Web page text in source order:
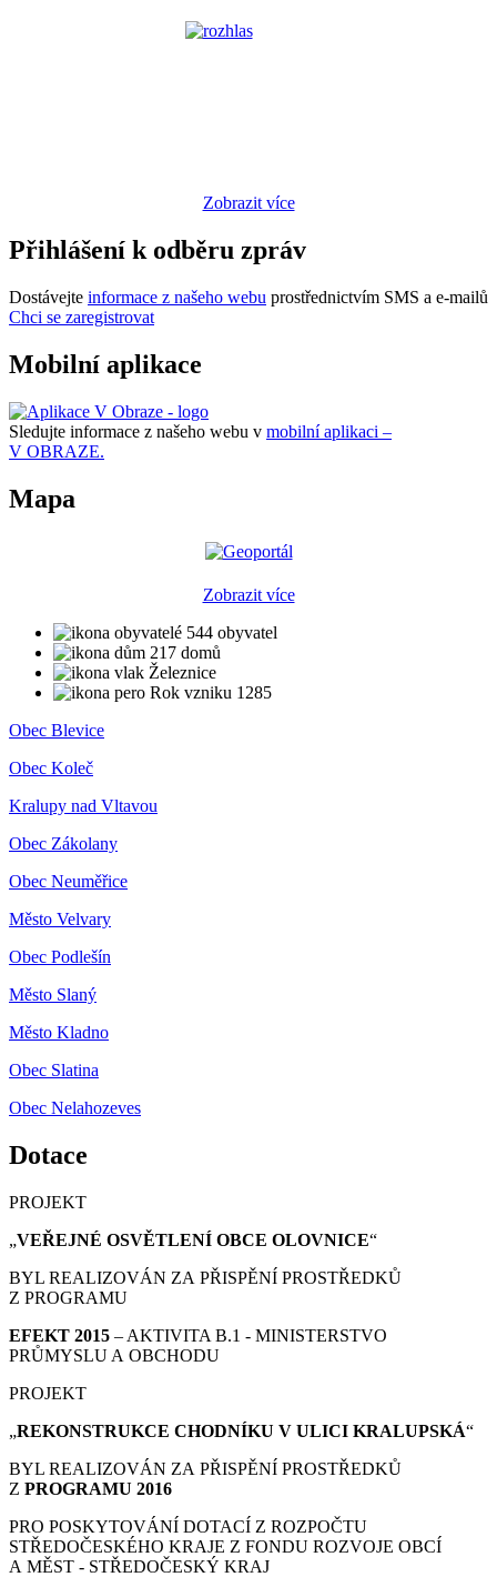
Zobrazit více
Přihlášení k odběru zpráv
Dostávejte informace z našeho webu prostřednictvím SMS a e-mailů
Chci se zaregistrovat
Mobilní aplikace
Sledujte informace z našeho webu v mobilní aplikaci –
V OBRAZE.
Mapa
Zobrazit více
544 obyvatel
217 domů
Železnice
Rok vzniku 1285
Obec Blevice
Obec Koleč
Kralupy nad Vltavou
Obec Zákolany
Obec Neuměřice
Město Velvary
Obec Podlešín
Město Slaný
Město Kladno
Obec Slatina
Obec Nelahozeves
Dotace
PROJEKT
„VEŘEJNÉ OSVĚTLENÍ OBCE OLOVNICE“
BYL REALIZOVÁN ZA PŘISPĚNÍ PROSTŘEDKŮ
Z PROGRAMU
EFEKT 2015 – AKTIVITA B.1 - MINISTERSTVO
PRŮMYSLU A OBCHODU
PROJEKT
„REKONSTRUKCE CHODNÍKU V ULICI KRALUPSKÁ“
BYL REALIZOVÁN ZA PŘISPĚNÍ PROSTŘEDKŮ
Z PROGRAMU 2016
PRO POSKYTOVÁNÍ DOTACÍ Z ROZPOČTU
STŘEDOČESKÉHO KRAJE Z FONDU ROZVOJE OBCÍ
A MĚST - STŘEDOČESKÝ KRAJ